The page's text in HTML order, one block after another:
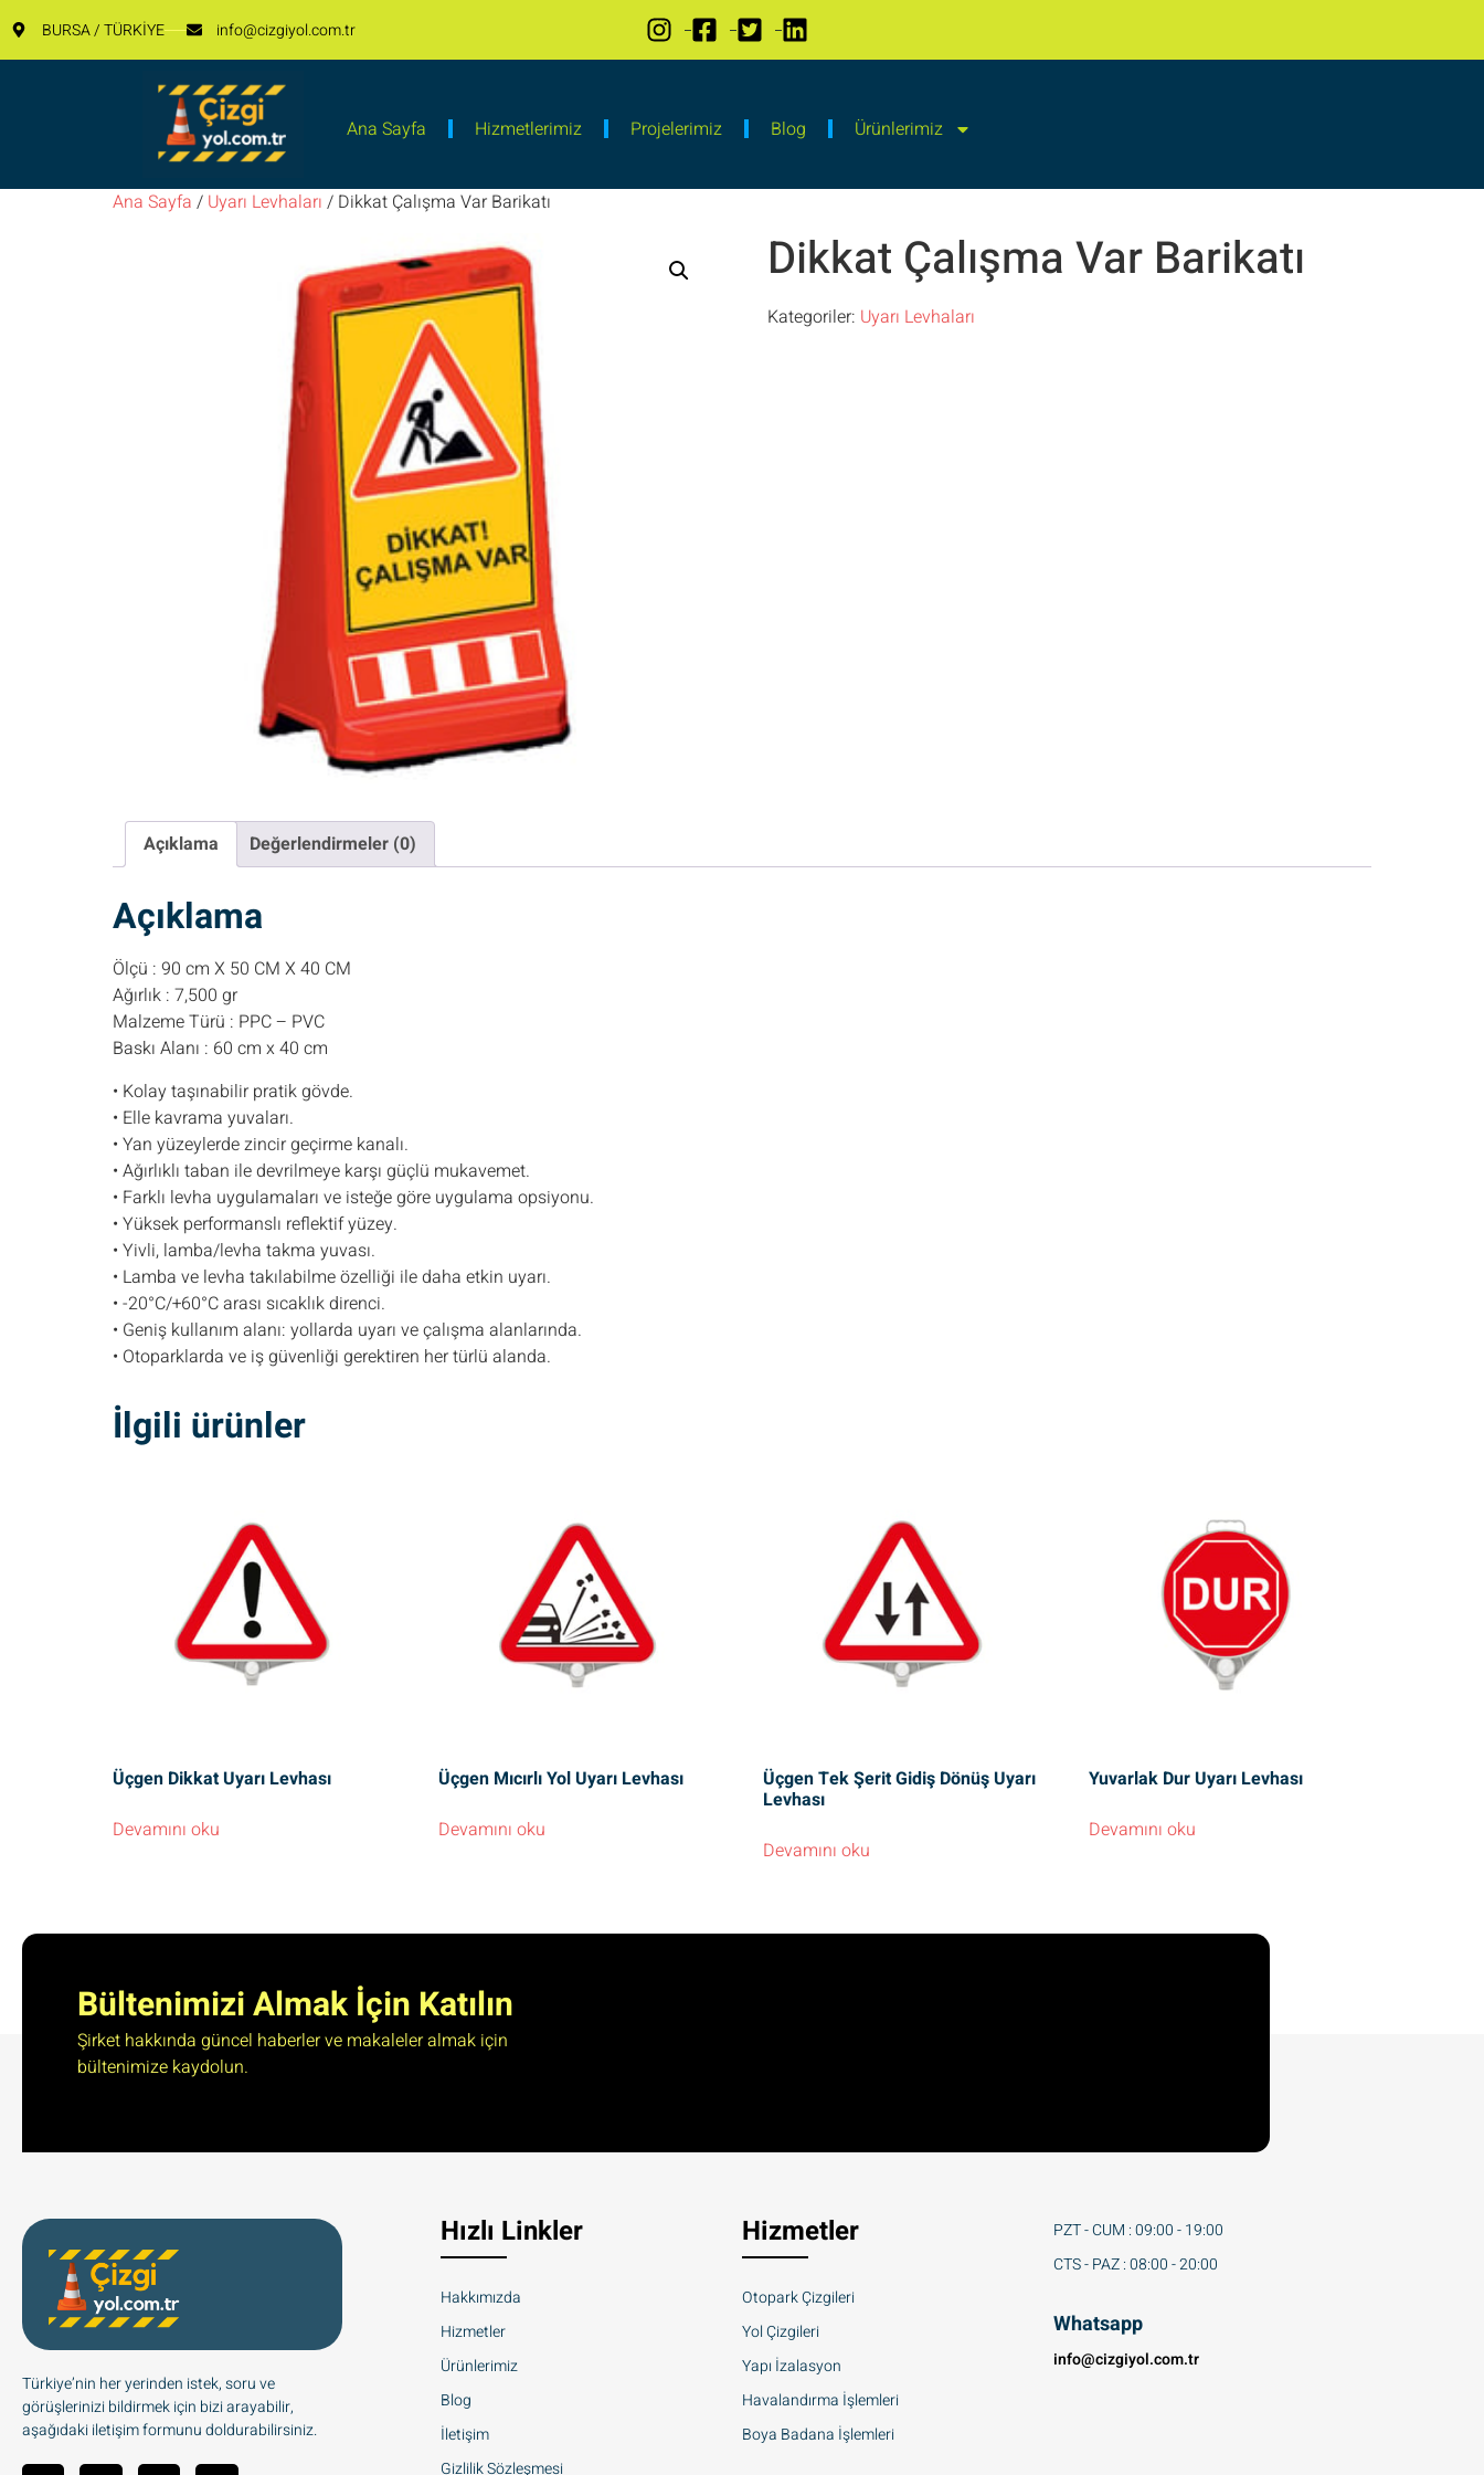
BURSA / TÜRKİYE info@cizgiyol.com.tr
Ana Sayfa Hizmetlerimiz Projelerimiz Blog Ürünlerimiz
Ana Sayfa / Uyarı Levhaları / Dikkat Çalışma Var Barikatı
Dikkat Çalışma Var Barikatı
Kategoriler: Uyarı Levhaları
Açıklama Değerlendirmeler (0)
Açıklama
Ölçü : 90 cm X 50 CM X 40 CM
Ağırlık : 7,500 gr
Malzeme Türü : PPC – PVC
Baskı Alanı : 60 cm x 40 cm
• Kolay taşınabilir pratik gövde.
• Elle kavrama yuvaları.
• Yan yüzeylerde zincir geçirme kanalı.
• Ağırlıklı taban ile devrilmeye karşı güçlü mukavemet.
• Farklı levha uygulamaları ve isteğe göre uygulama opsiyonu.
• Yüksek performanslı reflektif yüzey.
• Yivli, lamba/levha takma yuvası.
• Lamba ve levha takılabilme özelliği ile daha etkin uyarı.
• -20°C/+60°C arası sıcaklık direnci.
• Geniş kullanım alanı: yollarda uyarı ve çalışma alanlarında.
• Otoparklarda ve iş güvenliği gerektiren her türlü alanda.
İlgili ürünler
Üçgen Dikkat Uyarı Levhası
Devamını oku
Üçgen Mıcırlı Yol Uyarı Levhası
Devamını oku
Üçgen Tek Şerit Gidiş Dönüş Uyarı
Levhası
Devamını oku
Yuvarlak Dur Uyarı Levhası
Devamını oku
Bültenimizi Almak İçin Katılın
Şirket hakkında güncel haberler ve makaleler almak için
bültenimize kaydolun.
Türkiye’nin her yerinden istek, soru ve
görüşlerinizi bildirmek için bizi arayabilir,
aşağıdaki iletişim formunu doldurabilirsiniz.
Hızlı Linkler
Hakkımızda
Hizmetler
Ürünlerimiz
Blog
İletişim
Gizlilik Sözleşmesi
Hizmetler
Otopark Çizgileri
Yol Çizgileri
Yapı İzalasyon
Havalandırma İşlemleri
Boya Badana İşlemleri
PZT - CUM : 09:00 - 19:00
CTS - PAZ : 08:00 - 20:00
Whatsapp
info@cizgiyol.com.tr